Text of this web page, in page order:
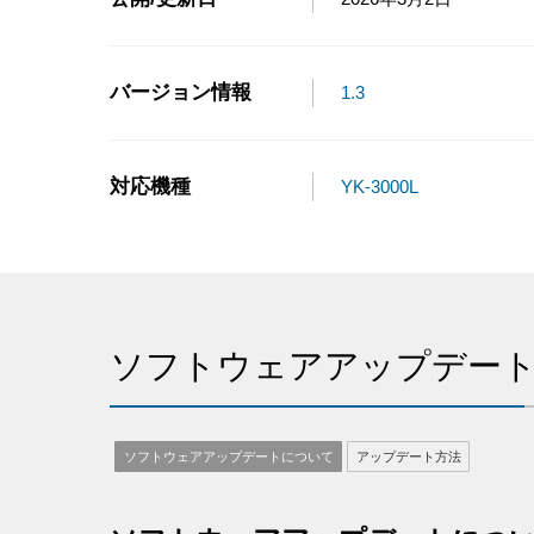
バージョン情報 1.3
対応機種 YK-3000L
ソフトウェアアップデー
ソフトウェアアップデートについて アップデート方法